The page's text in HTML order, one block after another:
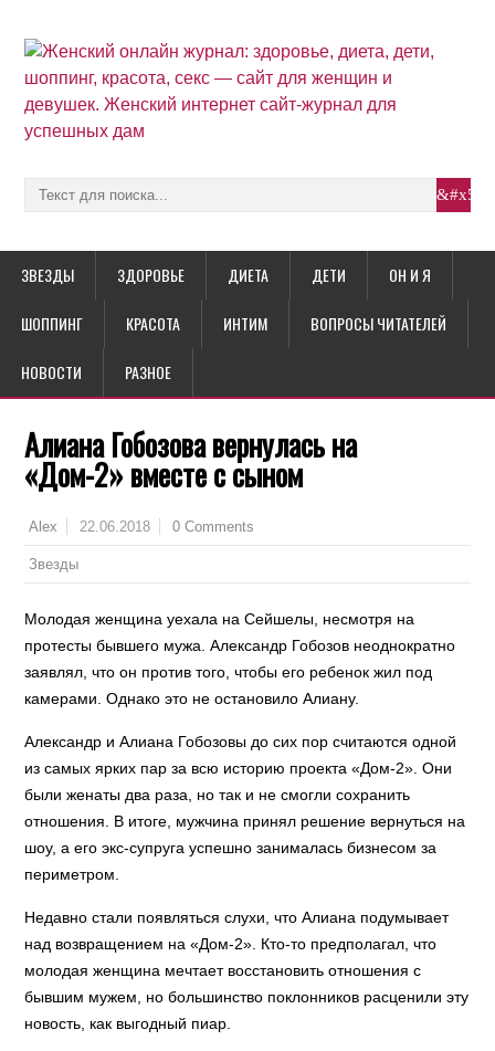
ЗВЕЗДЫ ЗДОРОВЬЕ ДИЕТА ДЕТИ ОН И Я
ШОППИНГ КРАСОТА ИНТИМ ВОПРОСЫ ЧИТАТЕЛЕЙ
НОВОСТИ РАЗНОЕ
Алиана Гобозова вернулась на
«Дом-2» вместе с сыном
Alex 22.06.2018 0 Comments
Звезды
Молодая женщина уехала на Сейшелы, несмотря на
протесты бывшего мужа. Александр Гобозов неоднократно
заявлял, что он против того, чтобы его ребенок жил под
камерами. Однако это не остановило Алиану.
Александр и Алиана Гобозовы до сих пор считаются одной
из самых ярких пар за всю историю проекта «Дом-2». Они
были женаты два раза, но так и не смогли сохранить
отношения. В итоге, мужчина принял решение вернуться на
шоу, а его экс-супруга успешно занималась бизнесом за
периметром.
Недавно стали появляться слухи, что Алиана подумывает
над возвращением на «Дом-2». Кто-то предполагал, что
молодая женщина мечтает восстановить отношения с
бывшим мужем, но большинство поклонников расценили эту
новость, как выгодный пиар.